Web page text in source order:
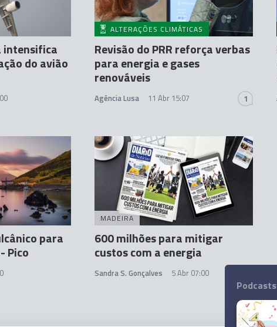
intensifica
do avião
ALTERAÇÕES CLIMÁTICAS
Revisão do PRR reforça verbas
para energia e gases
renováveis
Agência Lusa 11 Abr 15:07 1
para
Pico
MADEIRA
600 milhões para mitigar
custos com a energia
Sandra S. Gonçalves 5 Abr 07:00
Podcasts